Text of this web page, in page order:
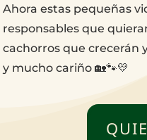
Ahora estas pequeñas
responsables que
cachorros que crecerán
y mucho cariño 🏡🐾💛